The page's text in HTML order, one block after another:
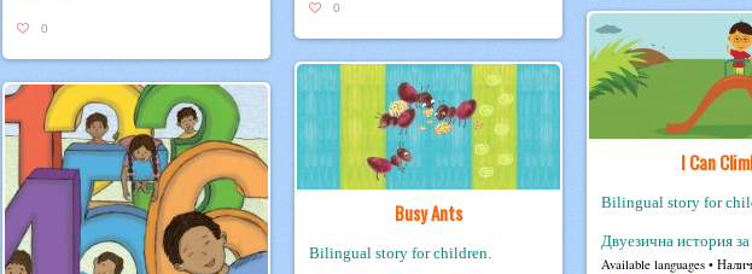
0
0
I Can
Bilingual story for
Двуезична история
Avail­able lan­guages •
Busy Ants
Bilingual story for children.